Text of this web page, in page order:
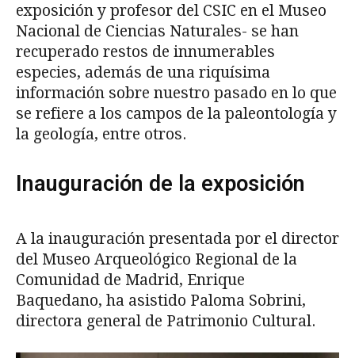
exposición y profesor del CSIC en el Museo
Nacional de Ciencias Naturales- se han
recuperado restos de innumerables
especies, además de una riquísima
información sobre nuestro pasado en lo que
se refiere a los campos de la paleontología y
la geología, entre otros.
Inauguración de la exposición
A la inauguración presentada por el director
del Museo Arqueológico Regional de la
Comunidad de Madrid, Enrique
Baquedano, ha asistido Paloma Sobrini,
directora general de Patrimonio Cultural.